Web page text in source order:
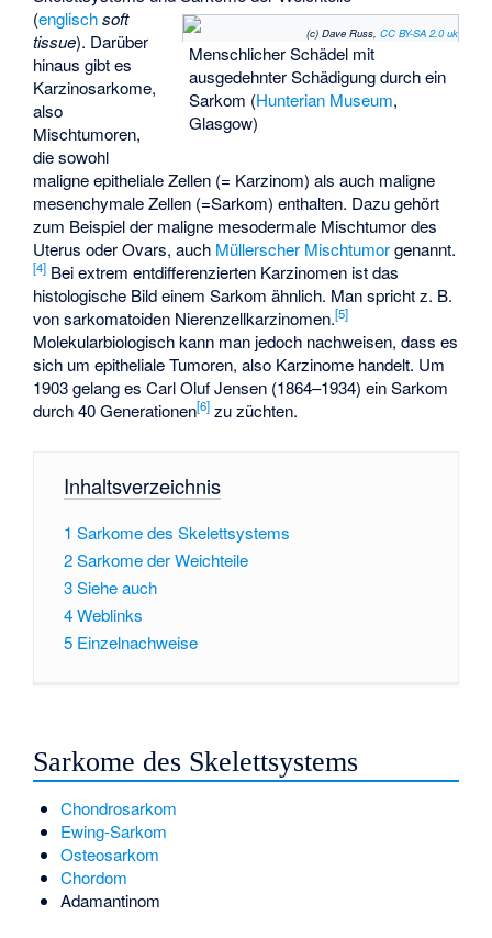
(c) Dave Russ, CC BY-SA 2.0 uk
Menschlicher Schädel mit
ausgedehnter Schädigung durch ein
Sarkom (Hunterian Museum,
Glasgow)
(englisch soft
tissue). Darüber
hinaus gibt es
Karzinosarkome,
also
Mischtumoren,
die sowohl
maligne epitheliale Zellen (= Karzinom) als auch maligne
mesenchymale Zellen (=Sarkom) enthalten. Dazu gehört
zum Beispiel der maligne mesodermale Mischtumor des
Uterus oder Ovars, auch Müllerscher Mischtumorgenannt.
[4] Bei extrem entdifferenzierten Karzinomen ist das
histologische Bild einem Sarkom ähnlich. Man spricht z. B.
vonsarkomatoiden Nierenzellkarzinomen.[5]
Molekularbiologisch kann man jedoch nachweisen, dass es
sich um epitheliale Tumoren, also Karzinome handelt. Um
1903 gelang es Carl Oluf Jensen (1864–1934) ein Sarkom
durch 40 Generationen[6] zu züchten.
Inhaltsverzeichnis
1 Sarkome des Skelettsystems
2Sarkome der Weichteile
3Siehe auch
4Weblinks
5 Einzelnachweise
Sarkome des Skelettsystems
Chondrosarkom
Ewing-Sarkom
Osteosarkom
Chordom
Adamantinom